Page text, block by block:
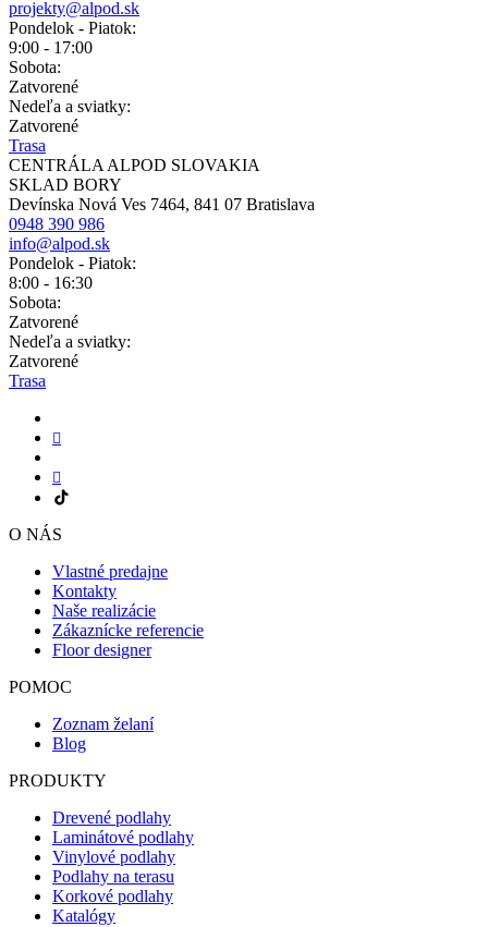
projekty@alpod.sk
Pondelok - Piatok:
9:00 - 17:00
Sobota:
Zatvorené
Nedeľa a sviatky:
Zatvorené
Trasa
CENTRÁLA ALPOD SLOVAKIA
SKLAD BORY
Devínska Nová Ves 7464, 841 07 Bratislava
0948 390 986
info@alpod.sk
Pondelok - Piatok:
8:00 - 16:30
Sobota:
Zatvorené
Nedeľa a sviatky:
Zatvorené
Trasa
O NÁS
Vlastné predajne
Kontakty
Naše realizácie
Zákaznícke referencie
Floor designer
POMOC
Zoznam želaní
Blog
PRODUKTY
Drevené podlahy
Laminátové podlahy
Vinylové podlahy
Podlahy na terasu
Korkové podlahy
Katalógy